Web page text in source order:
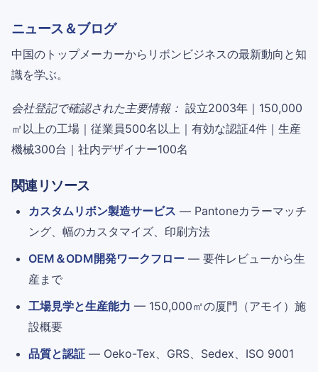
ニュース＆ブログ
中国のトップメーカーからリボンビジネスの最新動向と知
識を学ぶ。
会社登記で確認された主要情報： 設立2003年｜150,000
㎡以上の工場｜従業員500名以上｜有効な認証4件｜生産
機械300台｜社内デザイナー100名
関連リソース
カスタムリボン製造サービス — Pantoneカラーマッチ
ング、幅のカスタマイズ、印刷方法
OEM＆ODM開発ワークフロー — 要件レビューから生
産まで
工場見学と生産能力 — 150,000㎡の厦門（アモイ）施
設概要
品質と認証 — Oeko-Tex、GRS、Sedex、ISO 9001